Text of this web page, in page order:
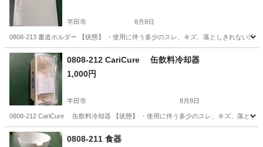
半田市 8月8日
0808-213 書道ホルダー 【状態】 ・使用に伴う多少のスレ、キズ、落としきれない
愛知 半田市
0808-212 CariCure 缶飲料冷却器
1,000円
半田市 8月8日
0808-212 CariCure 缶飲料冷却器 【状態】 ・使用に伴う多少のスレ、キズ、落とし
愛知 半田市 冷却器
0808-211 食器